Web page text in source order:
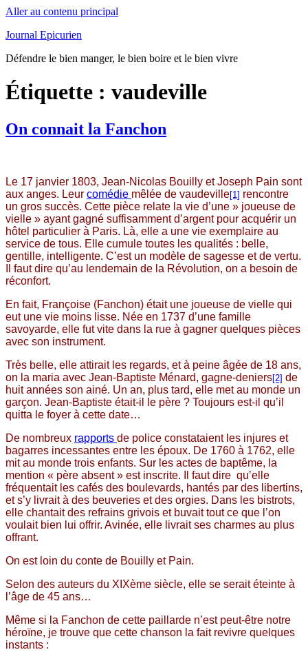
Aller au contenu principal
Journal Epicurien
Défendre le bien manger, le bien boire et le bien vivre
Étiquette : vaudeville
On connait la Fanchon
Le 17 janvier 1803, Jean-Nicolas Bouilly et Joseph Pain sont
aux anges. Leur comédie mêlée de vaudeville[1] rencontre
un gros succès. Cette pièce relate la vie d’une » joueuse de
vielle » ayant gagné suffisamment d’argent pour acquérir un
hôtel particulier à Paris. Là, elle a une vie exemplaire au
service de tous. Elle cumule toutes les qualités : belle,
gentille, intelligente. C’est un modèle de sagesse et de vertu.
Il faut dire qu’au lendemain de la Révolution, on a besoin de
réconfort.
En fait, Françoise (Fanchon) était une joueuse de vielle qui
eut une vie moins lisse. Née en 1737 d’une famille
savoyarde, elle fut vite dans la rue à gagner quelques pièces
avec son instrument.
Très belle, elle attirait les regards, et à peine âgée de 18 ans,
on la maria avec Jean-Baptiste Ménard, gagne-deniers[2] de
huit années son ainé. Un an, plus tard, elle met au monde un
garçon. Jean-Baptiste était-il le père ? Toujours est-il qu’il
quitta le foyer à cette date…
De nombreux rapports de police constataient les injures et
bagarres incessantes entre les époux. De 1760 à 1762, elle
mit au monde trois enfants. Sur les actes de baptême, la
mention « père absent » est inscrite. Il faut dire qu’elle
fréquentait les cafés des boulevards, hantés par des libertins,
et s’y livrait à des beuveries et des orgies. Dans les bistrots,
elle chantait des refrains grivois et buvait tout ce que l’on
voulait bien lui offrir. Avinée, elle livrait ses charmes au plus
offrant.
On est loin du conte de Bouilly et Pain.
Selon des auteurs du XIXème siècle, elle se serait éteinte à
l’âge de 45 ans…
Même si la Fanchon de cette paillarde n’est peut-être notre
héroïne, je trouve que cette chanson la fait revivre quelques
instants :